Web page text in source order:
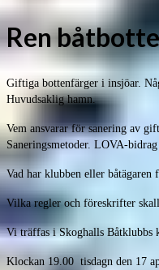
Ren
Giftiga bottenfärger i insjöar.
Huvudsaklig hamn.
Vem ansvarar för sanering av
Saneringsmetoder. LOVA-bidrag
Vad har klubben eller
Vilka regler och föreskrifter
Vi träffas i Skoghalls Båtklubbs
Klockan 19.00 tisdagn den 17